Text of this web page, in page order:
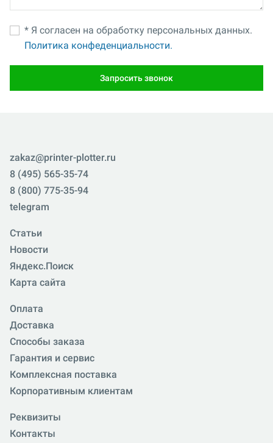
* Я согласен на обработку персональных данных.
Политика конфеденциальности.
Запросить звонок
zakaz@printer-plotter.ru
8 (495) 565-35-74
8 (800) 775-35-94
telegram
Статьи
Новости
Яндекс.Поиск
Карта сайта
Оплата
Доставка
Способы заказа
Гарантия и сервис
Комплексная поставка
Корпоративным клиентам
Реквизиты
Контакты